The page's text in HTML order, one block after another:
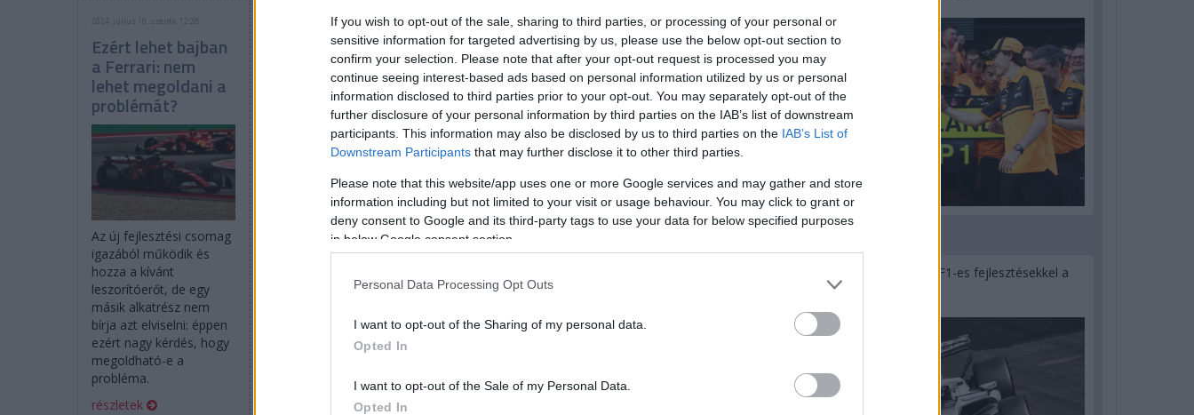
If you wish to opt-out of the sale, sharing to third parties, or processing of your personal or
sensitive information for targeted advertising by us, please use the below opt-out section to
confirm your selection. Please note that after your opt-out request is processed you may
continue seeing interest-based ads based on personal information utilized by us or personal
information disclosed to third parties prior to your opt-out. You may separately opt-out of the
further disclosure of your personal information by third parties on the IAB’s list of downstream
participants. This information may also be disclosed by us to third parties on the IAB’s List of
Downstream Participants that may further disclose it to other third parties.
Please note that this website/app uses one or more Google services and may gather and store
information including but not limited to your visit or usage behaviour. You may click to grant or
deny consent to Google and its third-party tags to use your data for below specified purposes
in below Google consent section.
Personal Data Processing Opt Outs
I want to opt-out of the Sharing of my personal data.
Opted In
I want to opt-out of the Sale of my Personal Data.
Opted In
2024. július 10. szerda, 12:28
Ezért lehet bajban
a Ferrari: nem
lehet megoldani a
problémát?
Az új fejlesztési csomag
igazából működik és
hozza a kívánt
leszorítóerőt, de egy
másik alkatrész nem
bírja azt elviselni: éppen
ezért nagy kérdés, hogy
megoldható-e a
probléma.
részletek
2024. június 6. csütörtök, 15:30
Override mód,
aktív aero: itt
vannak a 2026-os
F1-es szabályok
Könnyebb és kisebb
autók, előzést segítő
aerodinamika: az FIA
szabályzat legfőbb
2024. március 8. péntek, 12:02
Helyszíni: több F1-
es csapathoz is
most érkeztek új
fejlesztések
Szokatlan jelenetek
játszódnak le a
csapathoz is a második
érkeztek meg új
2024. február 14. szerda, 17:55
Szabálytalan vagy
kiskapu? – Gyanús
a Mercedes első
szárnya
óta olyan orrkúpot, mint
emlegetett Y250
részletek
Hamarosan leáll az idei F1-es fejlesztésekkel a
Cadillac